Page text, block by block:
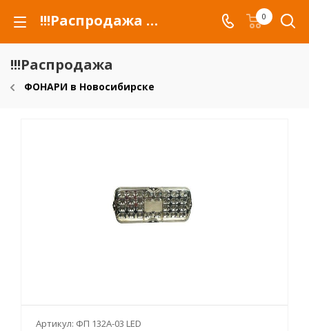
!!!Распродажа для автомобилей российских марок и сельхозтехники 0
!!!Распродажа
ФОНАРИ в Новосибирске
Артикул: ФП 132А-03 LED